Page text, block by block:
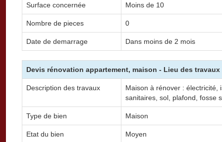
Surface concernée Moins de 10
Nombre de pieces 0
Date de demarrage Dans moins de 2 mois
Devis rénovation appartement, maison - Lieu des
Description des travaux
Maison à rénover : électricité,
sanitaires, sol, plafond, fosse
Type de bien Maison
Etat du bien Moyen